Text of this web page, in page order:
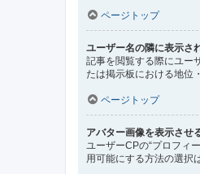
ページトップ
ユーザー名の隣に表示さ
記事を閲覧する際にユー
たは掲示板における地位
ページトップ
アバター画像を表示させ
ユーザーCPの“プロフィ
用可能にする方法の選択